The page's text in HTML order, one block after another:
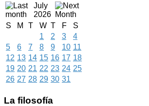
July
2026
S
M T W T F
S
1
2 3
4
5
6 7 8 9 10 11
12 13 14 15 16 17 18
19 20 21 22 23 24 25
26 27 28 29 30 31
La filosofía